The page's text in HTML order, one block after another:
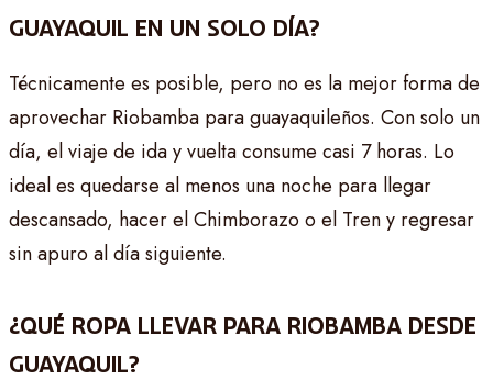
GUAYAQUIL EN UN SOLO DÍA?
Técnicamente es posible, pero no es la mejor forma de
aprovechar Riobamba para guayaquileños. Con solo un
día, el viaje de ida y vuelta consume casi 7 horas. Lo
ideal es quedarse al menos una noche para llegar
descansado, hacer el Chimborazo o el Tren y regresar
sin apuro al día siguiente.
¿QUÉ ROPA LLEVAR PARA RIOBAMBA DESDE
GUAYAQUIL?